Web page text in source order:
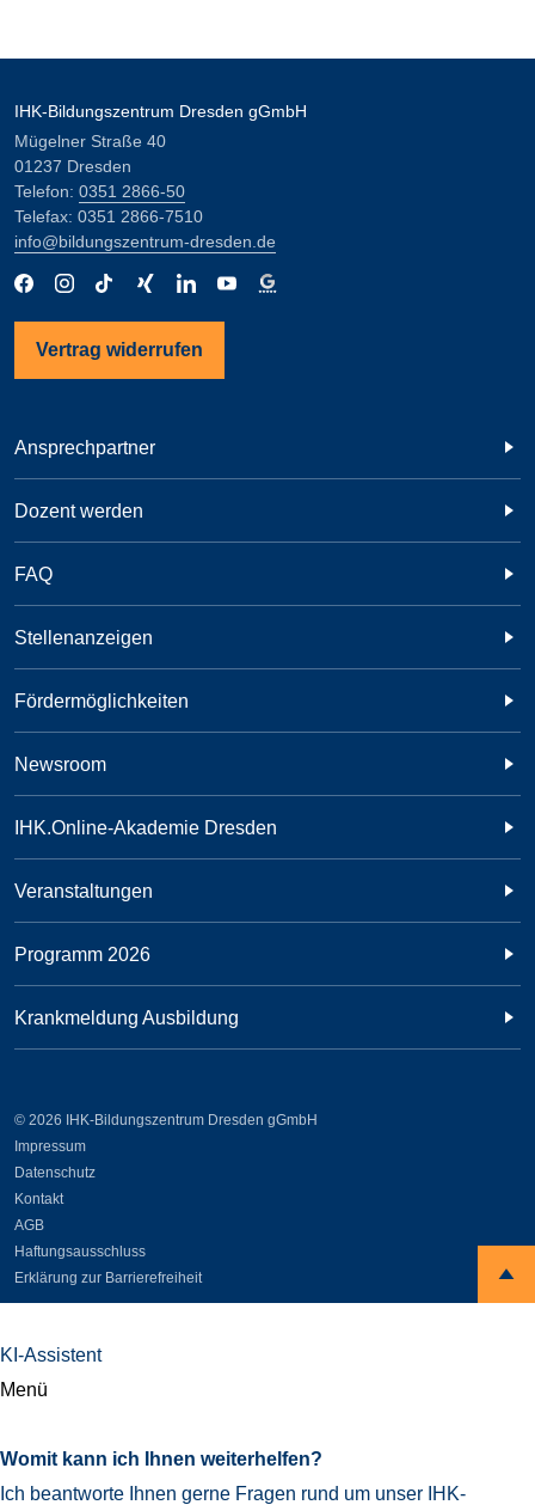
IHK-Bildungszentrum Dresden gGmbH
Mügelner Straße 40
01237 Dresden
Telefon: 0351 2866-50
Telefax: 0351 2866-7510
info@bildungszentrum-dresden.de
Vertrag widerrufen
Ansprechpartner
Dozent werden
FAQ
Stellenanzeigen
Fördermöglichkeiten
Newsroom
IHK.Online-Akademie Dresden
Veranstaltungen
Programm 2026
Krankmeldung Ausbildung
© 2026 IHK-Bildungszentrum Dresden gGmbH
Impressum
Datenschutz
Kontakt
AGB
Haftungsausschluss
Erklärung zur Barrierefreiheit
KI-Assistent
Menü
Womit kann ich Ihnen weiterhelfen?
Ich beantworte Ihnen gerne Fragen rund um unser IHK-